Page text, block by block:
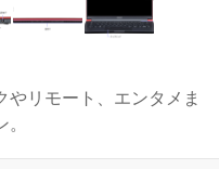
リモート、エンタメま